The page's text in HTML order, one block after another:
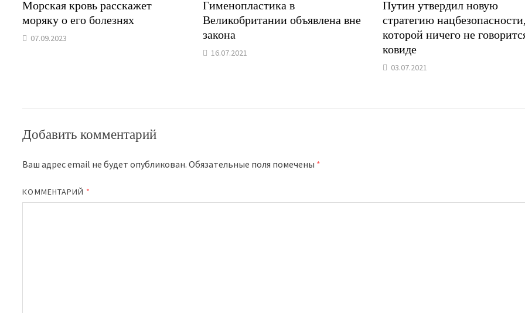
Морская кровь расскажет
моряку о его болезнях
07.09.2023
Гименопластика в
Великобритании объявлена вне
закона
16.07.2021
Путин утвердил новую
стратегию
которой ничего не
ковиде
03.07.2021
Добавить комментарий
Ваш адрес email не будет опубликован. Обязательные поля помечены *
КОММЕНТАРИЙ *